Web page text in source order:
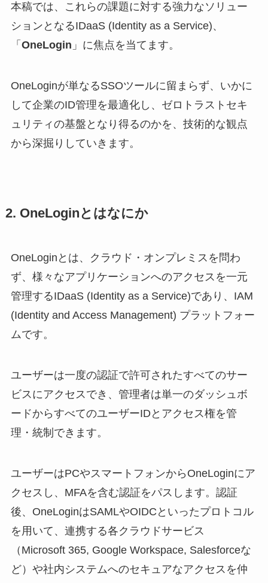
本稿では、これらの課題に対する強力なソリュー
ションとなるIDaaS (Identity as a Service)、
「 OneLogin 」に焦点を当てます。
OneLoginが単なるSSOツールに留まらず、いかに
して企業のID管理を最適化し、ゼロトラストセキ
ュリティの基盤となり得るのかを、技術的な観点
から深掘りしていきます。
2. OneLoginとはなにか
OneLoginとは、クラウド・オンプレミスを問わ
ず、様々なアプリケーションへのアクセスを一元
管理するIDaaS (Identity as a Service)であり、IAM
(Identity and Access Management) プラットフォー
ムです。
ユーザーは一度の認証で許可されたすべてのサー
ビスにアクセスでき、管理者は単一のダッシュボ
ードからすべてのユーザーIDとアクセス権を管
理・統制できます。
ユーザーはPCやスマートフォンからOneLoginにア
クセスし、MFAを含む認証をパスします。認証
後、OneLoginはSAMLやOIDCといったプロトコル
を用いて、連携する各クラウドサービス
（Microsoft 365, Google Workspace, Salesforceな
ど）や社内システムへのセキュアなアクセスを仲